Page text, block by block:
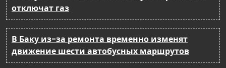
отключат газ
В Баку из-за ремонта временно изменят
движение шести автобусных маршрутов